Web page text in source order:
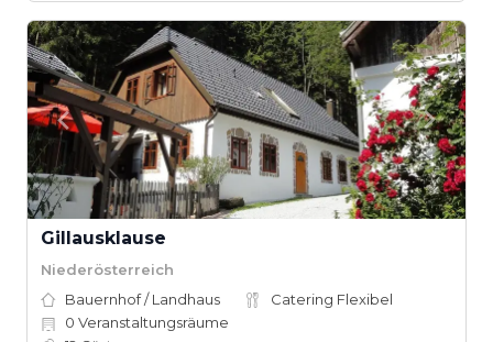
Gillausklause
Niederösterreich
Bauernhof / Landhaus
Catering Flexibel
0 Veranstaltungsräume